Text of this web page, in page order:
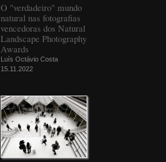
O "verdadeiro" mundo
natural nas fotografias
vencedoras dos Natural
Landscape Photography
Awards
Luís Octávio Costa
15.11.2022